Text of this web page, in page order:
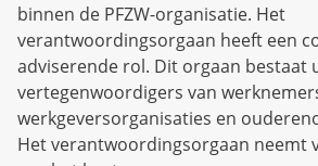
binnen de PFZW-organisatie. Het
verantwoordingsorgaan heeft een
adviserende rol. Dit orgaan bestaat
vertegenwoordigers van
werkgeversorganisaties en
Het verantwoordingsorgaan neemt